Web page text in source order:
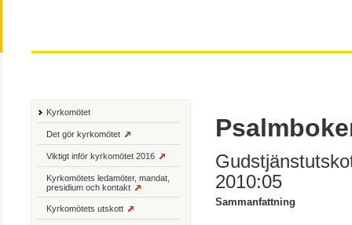
2010:05
Sammanfattning
Kyrkomötet
Det gör kyrkomötet
Viktigt inför kyrkomötet 2016
Kyrkomötets ledamöter, mandat,
presidium och kontakt
Kyrkomötets utskott